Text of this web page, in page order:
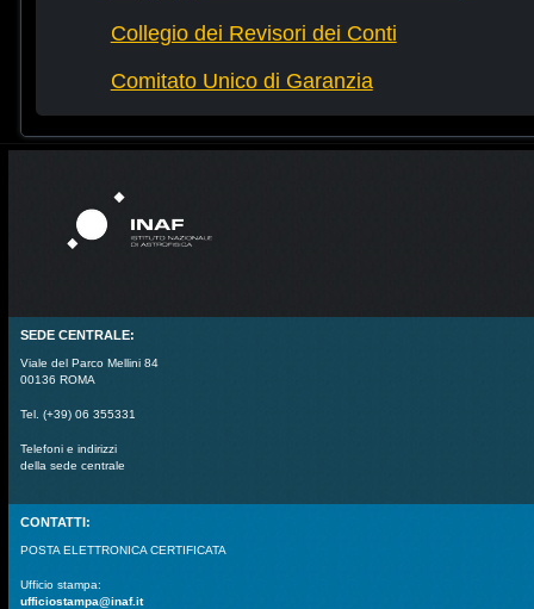
Collegio dei Revisori dei Conti
Comitato Unico di Garanzia
SEDE CENTRALE:
Viale del Parco Mellini 84
00136 ROMA
Tel. (+39) 06 355331
Telefoni e indirizzi
della sede centrale
CONTATTI:
POSTA ELETTRONICA CERTIFICATA
Ufficio stampa:
ufficiostampa@inaf.it